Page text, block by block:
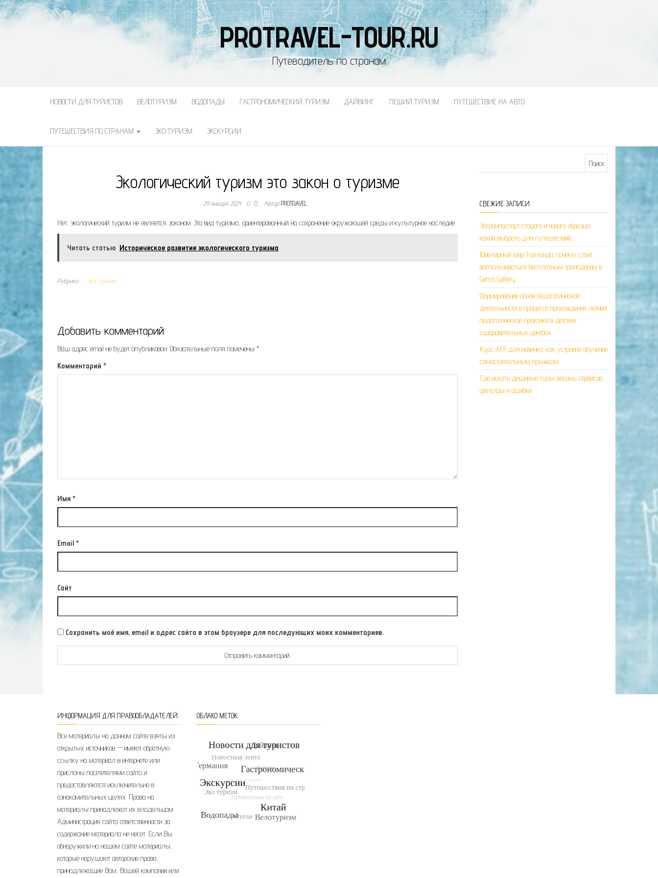
PROTRAVEL-TOUR.RU
Путеводитель по странам
НОВОСТИ ДЛЯ ТУРИСТОВ ВЕЛОТУРИЗМ ВОДОПАДЫ ГАСТРОНОМИЧЕСКИЙ ТУРИЗМ ДАЙВИНГ ПЕШИЙ ТУРИЗМ ПУТЕШЕСТВИЕ НА АВТО
ПУТЕШЕСТВИЯ ПО СТРАНАМ ЭКО ТУРИЗМ ЭКСКУРСИИ
Экологический туризм это закон о туризме
29 января 2024 0 АвторPROTRAVEL
Нет, экологический туризм не является законом. Это вид туризма, ориентированный на сохранение окружающей среды и культурное наследие.
Читать статью Историческое развитие экологического туризма
Рубрика Эко туризм
Добавить комментарий
Ваш адрес email не будет опубликован. Обязательные поля помечены *
Комментарий *
Имя *
Email *
Сайт
Сохранить моё имя, email и адрес сайта в этом браузере для последующих моих комментариев.
СВЕЖИЕ ЗАПИСИ
Загранпаспорт старого и нового образца:
какой выбрать для путешествий
Ювелирный мир Таиланда: почему стоит
воспользоваться бесплатным трансфером в
Gems Gallery
Формирование основ педагогической
деятельности в процессе прохождения летней
педагогической практики в детских
оздоровительных центрах
Курс AFF для новичка: как устроено обучение
самостоятельным прыжкам
Где искать дешёвые туры: восемь сервисов,
фильтры и ошибки
ИНФОРМАЦИЯ ДЛЯ ПРАВООБЛАДАТЕЛЕЙ
Все материалы на данном сайте взяты из
открытых источников — имеют обратную
ссылку на материал в интернете или
присланы посетителями сайта и
предоставляются исключительно в
ознакомительных целях. Права на
материалы принадлежат их владельцам.
Администрация сайта ответственности за
содержание материала не несет. Если Вы
обнаружили на нашем сайте материалы,
которые нарушают авторские права,
принадлежащие Вам, Вашей компании или
ОБЛАКО МЕТОК